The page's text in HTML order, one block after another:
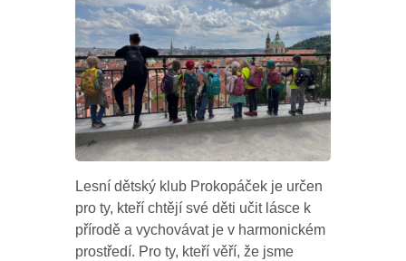
Lesní dětský klub Prokopáček je určen
pro ty, kteří chtějí své děti učit lásce k
přírodě a vychovávat je v harmonickém
prostředí. Pro ty, kteří věří, že jsme